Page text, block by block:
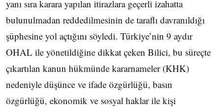
yanı sıra karara yapılan itirazlara geçerli izahatta
bulunulmadan reddedilmesinin de taraflı davranıldığı
şüphesine yol açtığını söyledi. Türkiye’nin 9 aydır
OHAL ile yönetildiğine dikkat çeken Bilici, bu süreçte
çıkartılan kanun hükmünde kararnameler (KHK)
nedeniyle düşünce ve ifade özgürlüğü, basın
özgürlüğü, ekonomik ve sosyal haklar ile kişi